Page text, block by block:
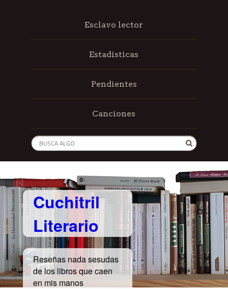
Esclavo lector
Estadísticas
Pendientes
Canciones
Cuchitril
Literario
Reseñas nada sesudas
de los libros que caen
en mis manos